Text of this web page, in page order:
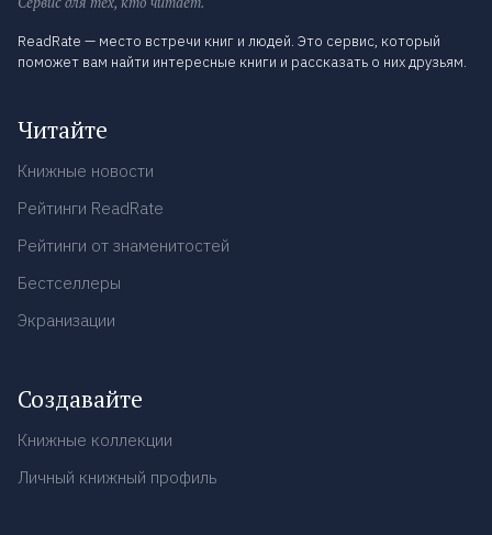
ReadRate — место встречи книг и людей. Это сервис, который
поможет вам найти интересные книги и рассказать о них друзьям.
Читайте
Книжные новости
Рейтинги ReadRate
Рейтинги от знаменитостей
Бестселлеры
Экранизации
Создавайте
Книжные коллекции
Личный книжный профиль